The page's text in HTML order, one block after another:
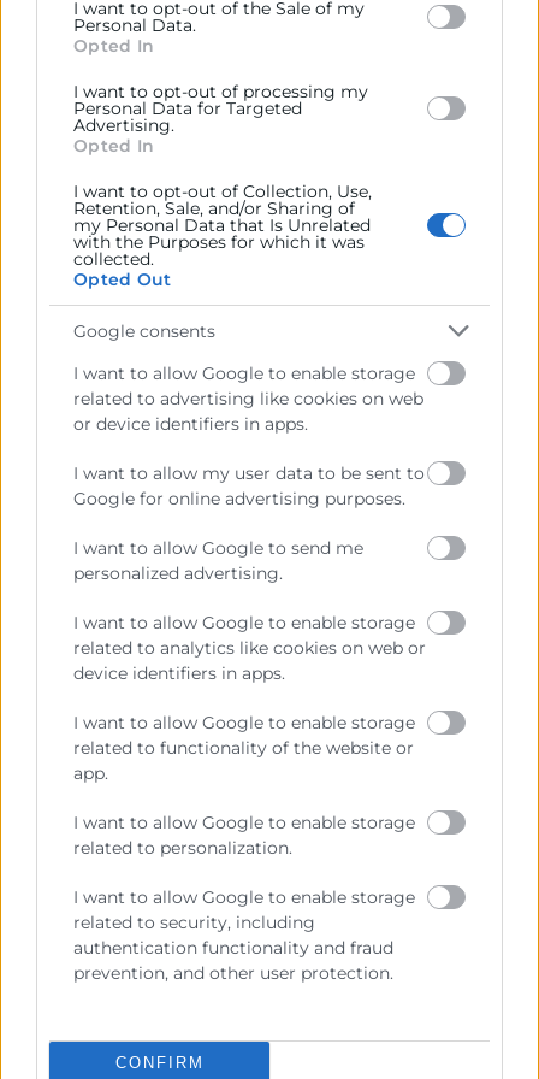
below specified purposes in below Google consent
section.
I want to opt-out of the Sale of my
Personal Data.
Opted In
I want to opt-out of processing my
Personal Data for Targeted
Advertising.
Opted In
I want to opt-out of Collection, Use,
Retention, Sale, and/or Sharing of
my Personal Data that Is Unrelated
with the Purposes for which it was
collected.
Opted Out
Google consents
I want to allow Google to enable storage
related to advertising like cookies on web
or device identifiers in apps.
I want to allow my user data to be sent to
Google for online advertising purposes.
I want to allow Google to send me
personalized advertising.
I want to allow Google to enable storage
related to analytics like cookies on web or
device identifiers in apps.
I want to allow Google to enable storage
related to functionality of the website or
app.
I want to allow Google to enable storage
related to personalization.
I want to allow Google to enable storage
related to security, including
authentication functionality and fraud
prevention, and other user protection.
CONFIRM
Energía VLC Green Summit’24
analiza los retos de la
descarbonización
Más de medio millar de asistentes han participado
de Desarrollo Sostenible–VLC Green Summit’24.
Inaugurada
LEER MÁS »
11 de diciembre de 2024
Cámara Valencia desplaza una
unidad móvil a los polígonos
proporcionar atención y
asesoramiento a las empresas
afectadas
Cámara Valencia ha desplazado una unidad móvil
para proporcionar atención, asesoramiento y